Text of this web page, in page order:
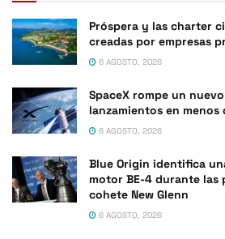
Próspera y las charter
creadas por empresas
6 AGOSTO, 2026
SpaceX rompe un
lanzamientos en menos
6 AGOSTO, 2026
Blue Origin identifica
motor BE-4 durante las
cohete New Glenn
6 AGOSTO, 2026